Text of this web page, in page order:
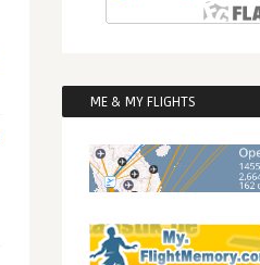
ME & MY FLIGHTS